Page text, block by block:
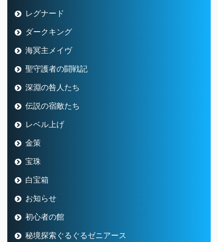
レグナード
ダークキング
海冥主メイヴ
聖守護者の闘戦記
深淵の咎人たち
伝説の宿敵たち
レベル上げ
金策
宝珠
白宝箱
お知らせ
初心者の館
秘境探索ぐるぐるゼニアース